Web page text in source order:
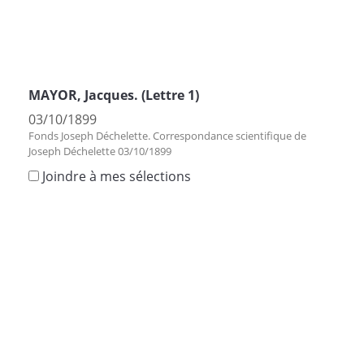
MAYOR, Jacques. (Lettre 1)
03/10/1899
Fonds Joseph Déchelette. Correspondance scientifique de
Joseph Déchelette 03/10/1899
Joindre à mes sélections